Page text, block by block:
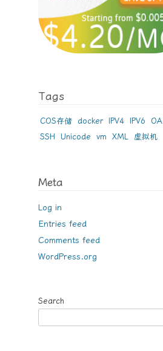
Tags
COS存储 docker IPV4 IPV6 OA
SSH
Unicode vm XML 虚拟机
Meta
Log in
Entries feed
Comments feed
WordPress.org
Search